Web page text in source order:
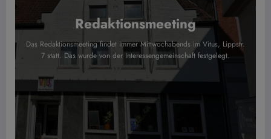
Redaktionsmeeting
Das Redaktionsmeeting findet immer Mittwochabends im Vitus, Lippstr.
7 statt. Das wurde von der Interessengemeinschaft festgelegt.